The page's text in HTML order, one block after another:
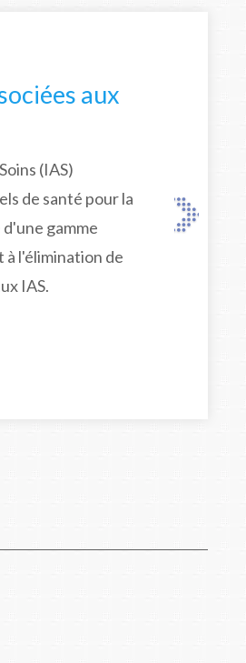
aux
(IAS)
de santé pour la
gamme
l'élimination de
IAS.